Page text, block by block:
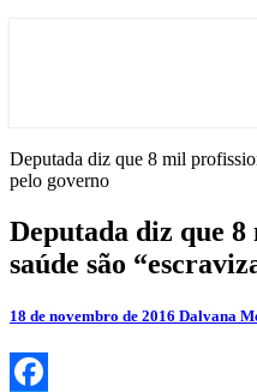
Deputada diz que 8 mil
pelo governo
Deputada diz que
saúde são
18 de novembro de 2016 Dalvana